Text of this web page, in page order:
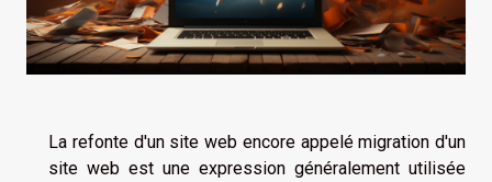
La refonte d'un site web encore appelé migration d'un
site web est une expression généralement utilisée